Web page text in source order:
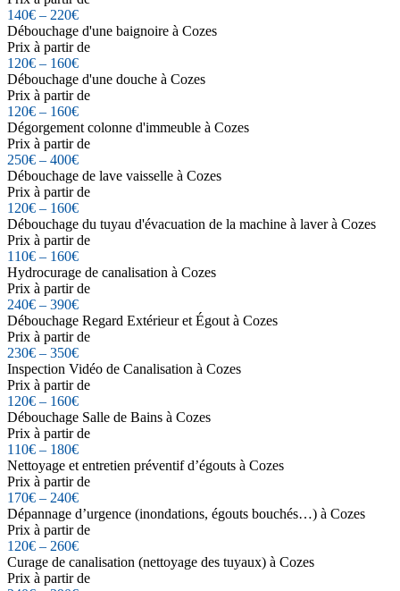
140€ – 220€
Débouchage d'une baignoire à Cozes
Prix à partir de
120€ – 160€
Débouchage d'une douche à Cozes
Prix à partir de
120€ – 160€
Dégorgement colonne d'immeuble à Cozes
Prix à partir de
250€ – 400€
Débouchage de lave vaisselle à Cozes
Prix à partir de
120€ – 160€
Débouchage du tuyau d'évacuation de la machine à laver à Cozes
Prix à partir de
110€ – 160€
Hydrocurage de canalisation à Cozes
Prix à partir de
240€ – 390€
Débouchage Regard Extérieur et Égout à Cozes
Prix à partir de
230€ – 350€
Inspection Vidéo de Canalisation à Cozes
Prix à partir de
120€ – 160€
Débouchage Salle de Bains à Cozes
Prix à partir de
110€ – 180€
Nettoyage et entretien préventif d’égouts à Cozes
Prix à partir de
170€ – 240€
Dépannage d’urgence (inondations, égouts bouchés…) à Cozes
Prix à partir de
120€ – 260€
Curage de canalisation (nettoyage des tuyaux) à Cozes
Prix à partir de